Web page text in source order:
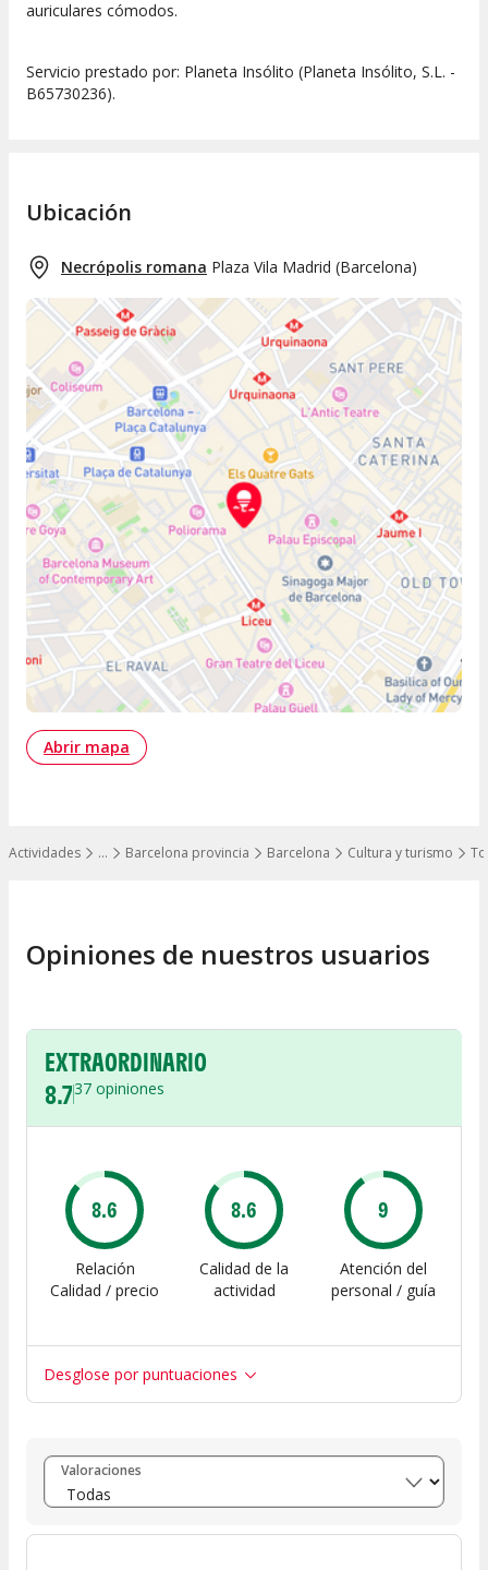
…
Mostrar todos los niveles
Actividades Barcelona provincia Barcelona Cultura y turismo
auriculares cómodos.
Servicio prestado por: Planeta Insólito (Planeta Insólito, S.L. -
B65730236).
Ubicación
Necrópolis romana Plaza Vila Madrid (Barcelona)
Abrir mapa
Opiniones de nuestros usuarios
EXTRAORDINARIO
8.737 opiniones
8.6
Relación
Calidad / precio
8.6
Calidad de la
actividad
9
Atención del
personal / guía
Desglose por puntuaciones
Entre 8 y 10 (31)
Entre 6 y 8 (4)
Valoraciones